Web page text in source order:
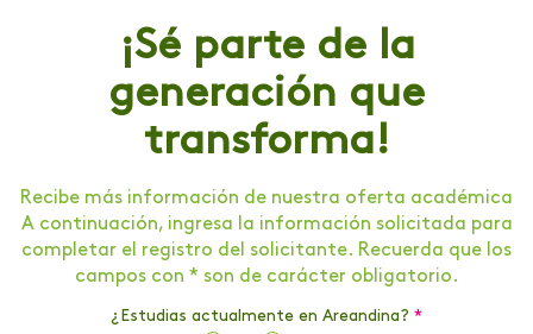
¡Sé parte de la
generación que
transforma!
Recibe más información de nuestra oferta académica
A continuación, ingresa la información solicitada para
completar el registro del solicitante. Recuerda que los
campos con * son de carácter obligatorio.
¿Estudias actualmente en Areandina? *